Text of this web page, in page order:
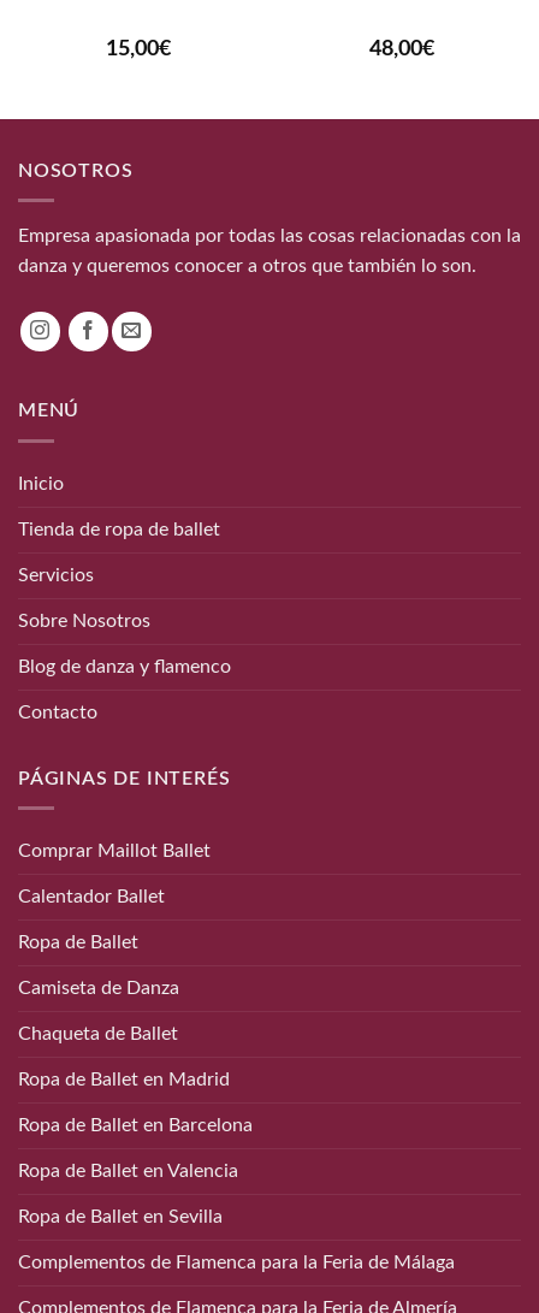
15,00€ 48,00€
NOSOTROS
Empresa apasionada por todas las cosas relacionadas con la
danza y queremos conocer a otros que también lo son.
MENÚ
Inicio
Tienda de ropa de ballet
Servicios
Sobre Nosotros
Blog de danza y flamenco
Contacto
PÁGINAS DE INTERÉS
Comprar Maillot Ballet
Calentador Ballet
Ropa de Ballet
Camiseta de Danza
Chaqueta de Ballet
Ropa de Ballet en Madrid
Ropa de Ballet en Barcelona
Ropa de Ballet en Valencia
Ropa de Ballet en Sevilla
Complementos de Flamenca para la Feria de Málaga
Complementos de Flamenca para la Feria de Almería